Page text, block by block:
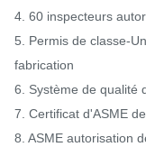
4. 60 inspecteurs
5. Permis de classe-
fabrication
6. Système de qualité
7. Certificat d'ASME
8. ASME autorisation